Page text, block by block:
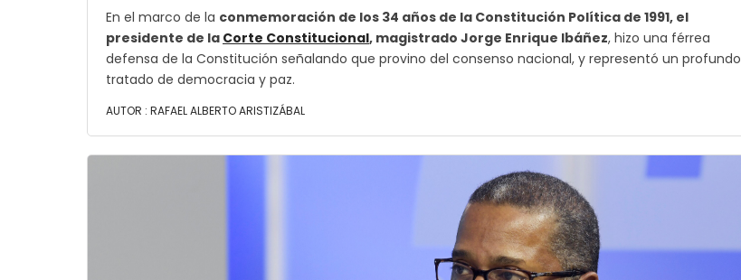
En el marco de la conmemoración de los 34 años de la Constitución Política de 1991, el
presidente de la Corte Constitucional, magistrado Jorge Enrique Ibáñez, hizo una férrea
defensa de la Constitución señalando que provino del consenso nacional, y representó un profundo
tratado de democracia y paz.
AUTOR : RAFAEL ALBERTO ARISTIZÁBAL